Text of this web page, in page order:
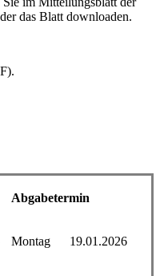
das Blatt downloaden.
Abgabetermin
Montag 19.01.2026